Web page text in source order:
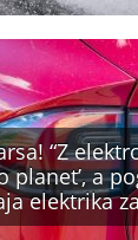
“Z
planet’, a
elektrika